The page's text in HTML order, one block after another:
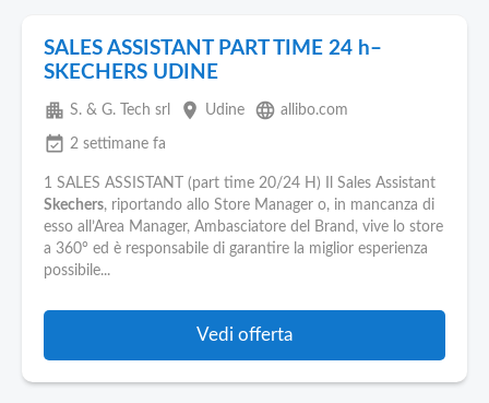
SALES ASSISTANT PART TIME 24 h–
SKECHERS UDINE
apartment S. & G. Tech srl place Udine language allibo.com
event_available 2 settimane fa
1 SALES ASSISTANT (part time 20/24 H) Il Sales Assistant
Skechers, riportando allo Store Manager o, in mancanza di
esso all’Area Manager, Ambasciatore del Brand, vive lo store
a 360° ed è responsabile di garantire la miglior esperienza
possibile...
Vedi offerta